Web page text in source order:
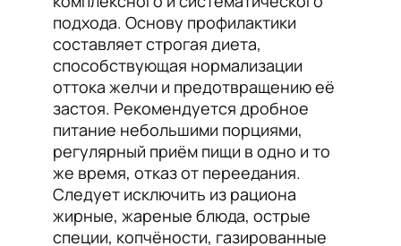
подхода. Основу профилактики
составляет строгая диета,
способствующая нормализации
оттока желчи и предотвращению её
застоя. Рекомендуется дробное
питание небольшими порциями,
регулярный приём пищи в одно и то
же время, отказ от переедания.
Следует исключить из рациона
жирные, жареные блюда, острые
специи, копчёности, газированные